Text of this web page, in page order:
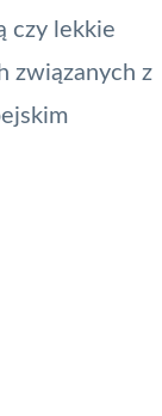
czy lekkie
związanych z